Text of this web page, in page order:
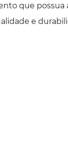
que possua
e